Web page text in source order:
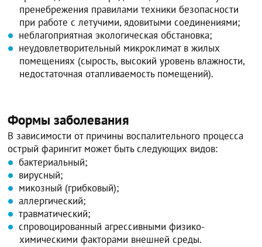
пренебрежения правилами техники безопасности
при работе с летучими, ядовитыми соединениями;
неблагоприятная экологическая обстановка;
неудовлетворительный микроклимат в жилых
помещениях (сырость, высокий уровень влажности,
недостаточная отапливаемость помещений).
Формы заболевания
В зависимости от причины воспалительного процесса
острый фарингит может быть следующих видов:
бактериальный;
вирусный;
микозный (грибковый);
аллергический;
травматический;
спровоцированный агрессивными физико-
химическими факторами внешней среды.